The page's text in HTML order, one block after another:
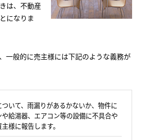
は、不動産
になりま
一般的に売主様には下記のような義務が
いて、雨漏りがあるかないか、物件に
給湯器、エアコン等の設備に不具合や
様に報告します。